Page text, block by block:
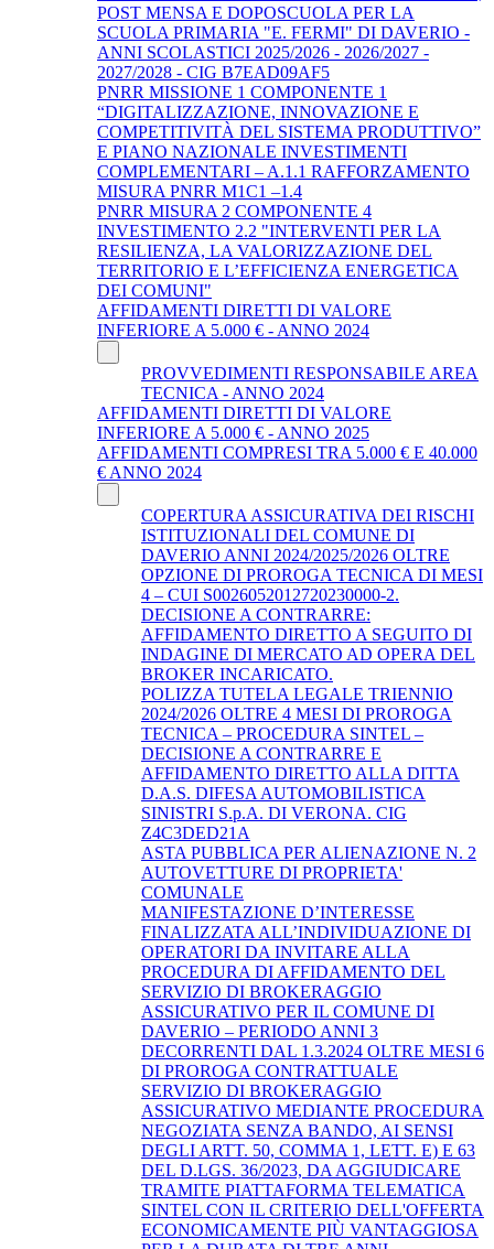
POST MENSA E DOPOSCUOLA PER LA
SCUOLA PRIMARIA "E. FERMI" DI DAVERIO -
ANNI SCOLASTICI 2025/2026 - 2026/2027 -
2027/2028 - CIG B7EAD09AF5
PNRR MISSIONE 1 COMPONENTE 1
“DIGITALIZZAZIONE, INNOVAZIONE E
COMPETITIVITÀ DEL SISTEMA PRODUTTIVO”
E PIANO NAZIONALE INVESTIMENTI
COMPLEMENTARI – A.1.1 RAFFORZAMENTO
MISURA PNRR M1C1 –1.4
PNRR MISURA 2 COMPONENTE 4
INVESTIMENTO 2.2 "INTERVENTI PER LA
RESILIENZA, LA VALORIZZAZIONE DEL
TERRITORIO E L’EFFICIENZA ENERGETICA
DEI COMUNI"
AFFIDAMENTI DIRETTI DI VALORE
INFERIORE A 5.000 € - ANNO 2024
PROVVEDIMENTI RESPONSABILE AREA
TECNICA - ANNO 2024
AFFIDAMENTI DIRETTI DI VALORE
INFERIORE A 5.000 € - ANNO 2025
AFFIDAMENTI COMPRESI TRA 5.000 € E 40.000
€ ANNO 2024
COPERTURA ASSICURATIVA DEI RISCHI
ISTITUZIONALI DEL COMUNE DI
DAVERIO ANNI 2024/2025/2026 OLTRE
OPZIONE DI PROROGA TECNICA DI MESI
4 – CUI S0026052012720230000-2.
DECISIONE A CONTRARRE:
AFFIDAMENTO DIRETTO A SEGUITO DI
INDAGINE DI MERCATO AD OPERA DEL
BROKER INCARICATO.
POLIZZA TUTELA LEGALE TRIENNIO
2024/2026 OLTRE 4 MESI DI PROROGA
TECNICA – PROCEDURA SINTEL –
DECISIONE A CONTRARRE E
AFFIDAMENTO DIRETTO ALLA DITTA
D.A.S. DIFESA AUTOMOBILISTICA
SINISTRI S.p.A. DI VERONA. CIG
Z4C3DED21A
ASTA PUBBLICA PER ALIENAZIONE N. 2
AUTOVETTURE DI PROPRIETA'
COMUNALE
MANIFESTAZIONE D’INTERESSE
FINALIZZATA ALL’INDIVIDUAZIONE DI
OPERATORI DA INVITARE ALLA
PROCEDURA DI AFFIDAMENTO DEL
SERVIZIO DI BROKERAGGIO
ASSICURATIVO PER IL COMUNE DI
DAVERIO – PERIODO ANNI 3
DECORRENTI DAL 1.3.2024 OLTRE MESI 6
DI PROROGA CONTRATTUALE
SERVIZIO DI BROKERAGGIO
ASSICURATIVO MEDIANTE PROCEDURA
NEGOZIATA SENZA BANDO, AI SENSI
DEGLI ARTT. 50, COMMA 1, LETT. E) E 63
DEL D.LGS. 36/2023, DA AGGIUDICARE
TRAMITE PIATTAFORMA TELEMATICA
SINTEL CON IL CRITERIO DELL'OFFERTA
ECONOMICAMENTE PIÙ VANTAGGIOSA